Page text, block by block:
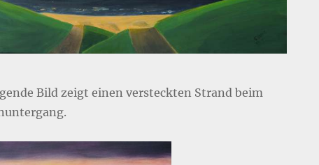
Bild zeigt einen versteckten Strand beim